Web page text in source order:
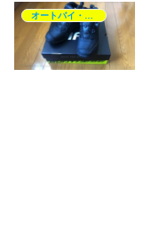
オートバイ・バイク